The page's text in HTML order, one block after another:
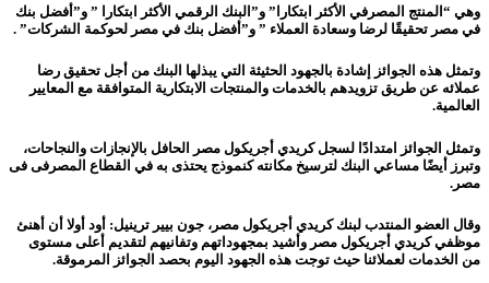
وهي “ المنتج المصرفي الأكثر ابتكارا” و”البنك الرقمي الأكثر ابتكارا ” و”أفضل بنك
في مصر تحقيقًا لرضا وسعادة العملاء ” و”أفضل بنك في مصر لحوكمة الشركات” .
وتمثل هذه الجوائز إشادة بالجهود الحثيثة التي يبذلها البنك من أجل تحقيق رضا
عملائه عن طريق تزويدهم بالخدمات والمنتجات الابتكارية المتوافقة مع المعايير
العالمية.
وتمثل الجوائز امتدادًا لسجل كريدي أجريكول مصر الحافل بالإنجازات والنجاحات،
وتبرز أيضًا مساعي البنك لترسيخ مكانته كنموذج يحتذى به في القطاع المصرفى فى
مصر.
وقال العضو المنتدب لبنك كريدي أجريكول مصر، جون بيير ترينيل: أود أولا أن أهنئ
موظفي كريدي أجريكول مصر وأشيد بمجهوداتهم وتفانيهم لتقديم أعلى مستوى
من الخدمات لعملائنا حيث توجت هذه الجهود اليوم بحصد الجوائز المرموقة.